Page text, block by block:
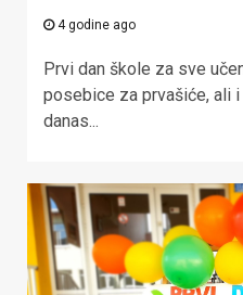
4 godine ago
Prvi dan škole za sve
posebice za prvašiće, ali
danas...